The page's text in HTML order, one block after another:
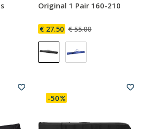
Original 1 Pair 160-210
€ 27.50 € 55.00
-50